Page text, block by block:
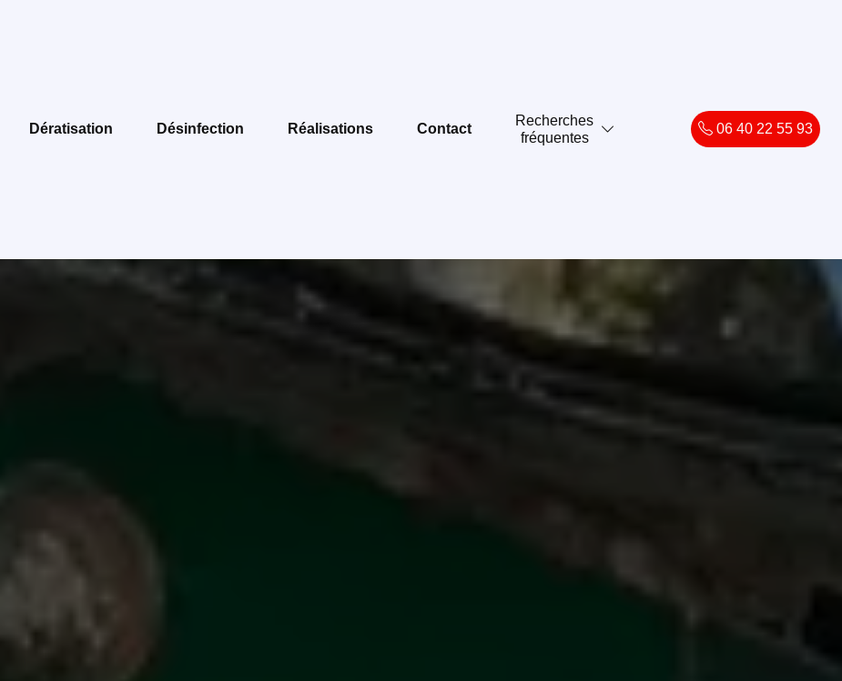
Dératisation Désinfection Réalisations Contact
Recherches
fréquentes
06 40 22 55 93